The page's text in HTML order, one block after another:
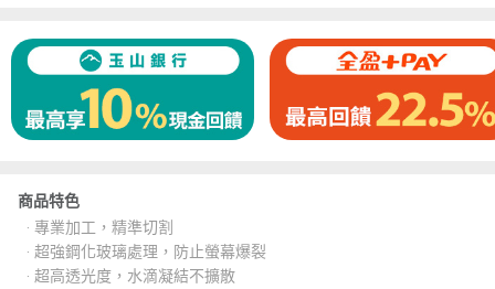
商品特色
‧ 專業加工，精準切割
‧ 超強鋼化玻璃處理，防止螢幕爆裂
‧ 超高透光度，水滴凝結不擴散